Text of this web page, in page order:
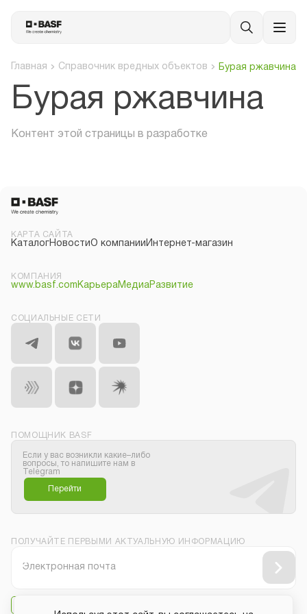
Главная Справочник вредных объектов Бурая ржавчина
Бурая ржавчина
Контент этой страницы в разработке
КАРТА САЙТА
КаталогНовостиО компании Интернет-магазин
КОМПАНИЯ
www.basf.com КарьераМедиаРазвитие
СОЦИАЛЬНЫЕ СЕТИ
ПОМОЩНИК BASF
Если у вас возникли какие–либо
вопросы, то напишите нам в
Telegram
Перейти
ПОЛУЧАЙТЕ ПЕРВЫМИ АКТУАЛЬНУЮ ИНФОРМАЦИЮ